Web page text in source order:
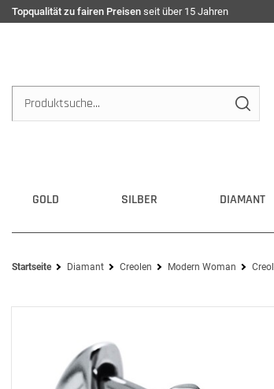
Topqualität zu fairen Preisen seit über 15 Jahren
GOLD SILBER DIAMANT
Startseite Diamant Creolen Modern Woman